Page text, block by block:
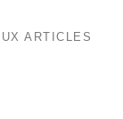
ARTICLES